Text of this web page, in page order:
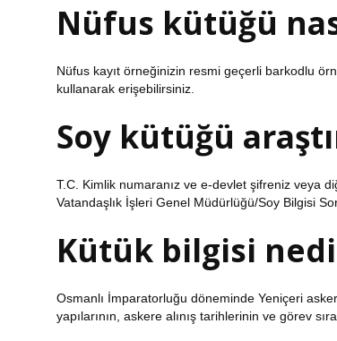
Nüfus kütüğü
Nüfus kayıt örneğinizin resmi geçerli barkodlu
kullanarak erişebilirsiniz.
Soy kütüğü
T.C. Kimlik numaranız ve e-devlet şifreniz veya
Vatandaşlık İşleri Genel Müdürlüğü/Soy Bilgisi
Kütük bilgisi
Osmanlı İmparatorluğu döneminde Yeniçeri
yapılarının, askere alınış tarihlerinin ve görev